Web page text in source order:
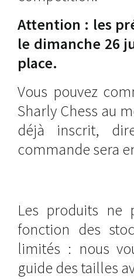
Attention : les
le dimanche 26
place.
Vous pouvez
Sharly Chess au
déjà inscrit,
commande sera
Les produits ne
fonction des
limités : nous
guide des tailles